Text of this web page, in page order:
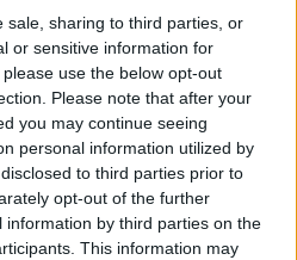
sale, sharing to third parties, or
or sensitive information for
use the below opt-out
Please note that after your
you may continue seeing
personal information utilized by
to third parties prior to
opt-out of the further
by third parties on the
This information may